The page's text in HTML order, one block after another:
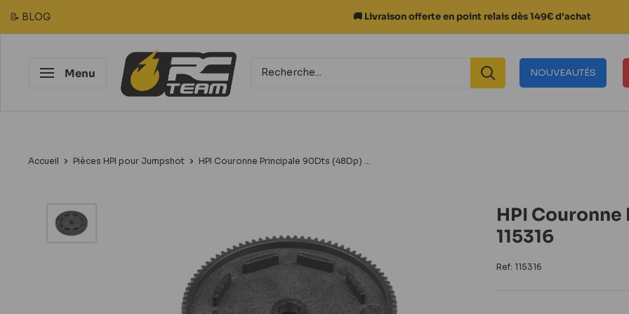
📝 BLOG 🚚 Livraison offerte en point relais dès 149€ d’achat
Menu
RC
Team
Modélisme
NOUVEAUTÉS
Accueil Pièces HPI pour Jumpshot HPI Couronne Principale 90Dts (48Dp) ...
HPI
115316
Ref: 115316